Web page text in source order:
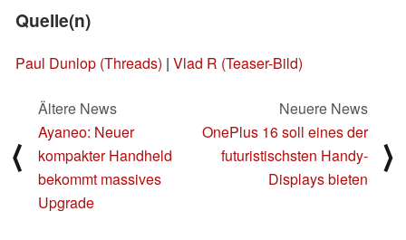
Quelle(n)
Paul Dunlop (Threads) | Vlad R (Teaser-Bild)
⟨
Ältere News
Ayaneo: Neuer
kompakter Handheld
bekommt massives
Upgrade
Neuere News
OnePlus 16 soll eines der
futuristischsten Handy-
Displays bieten
⟩